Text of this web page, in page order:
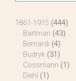
1861-1915 (444)
Bartman (43)
Bernardi (4)
Budryk (31)
Cossmann (1)
Diehl (1)